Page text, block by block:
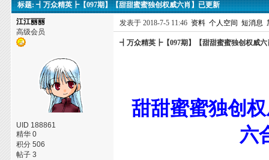
标题: ┫万众精英┣【097期】【甜甜蜜蜜独创权威六肖】已更新
江江丽丽
高级会员
UID 188861
精华 0
积分 506
帖子 3
发表于 2018-7-5 11:46 资料 个人空间 短消息
┫万众精英┣【097期】【甜甜蜜蜜独创权威六
甜甜蜜蜜独创
六